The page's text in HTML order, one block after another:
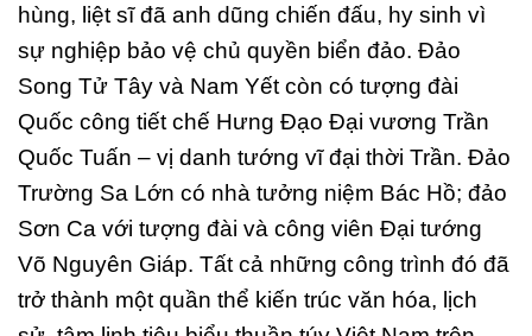
hùng, liệt sĩ đã anh dũng chiến đấu, hy sinh vì
sự nghiệp bảo vệ chủ quyền biển đảo. Đảo
Song Tử Tây và Nam Yết còn có tượng đài
Quốc công tiết chế Hưng Đạo Đại vương Trần
Quốc Tuấn – vị danh tướng vĩ đại thời Trần. Đảo
Trường Sa Lớn có nhà tưởng niệm Bác Hồ; đảo
Sơn Ca với tượng đài và công viên Đại tướng
Võ Nguyên Giáp. Tất cả những công trình đó đã
trở thành một quần thể kiến trúc văn hóa, lịch